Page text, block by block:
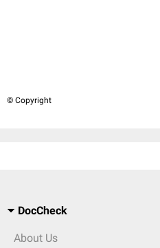
© Copyright
DocCheck
About Us